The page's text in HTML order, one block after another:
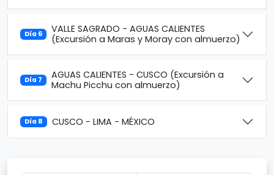
Día 6
VALLE SAGRADO - AGUAS CALIENTES
(Excursión a Maras y Moray con almuerzo)
Día 7
AGUAS CALIENTES - CUSCO (Excursión a
Machu Picchu con almuerzo)
Día 8 CUSCO - LIMA - MÉXICO